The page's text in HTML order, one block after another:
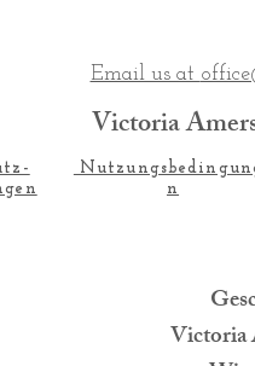
Email us at
Victoria
n
Victoria